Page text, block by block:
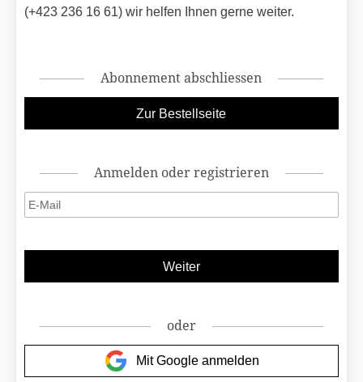
(+423 236 16 61) wir helfen Ihnen gerne weiter.
Abonnement abschliessen
Anmelden oder registrieren
oder
Mit Google anmelden